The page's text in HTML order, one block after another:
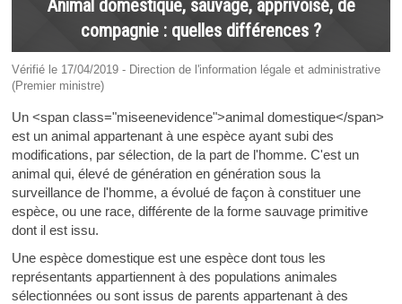
Animal domestique, sauvage, apprivoisé, de
compagnie : quelles différences ?
Vérifié le 17/04/2019 - Direction de l'information légale et administrative
(Premier ministre)
Un <span class="miseenevidence">animal domestique</span>
est un animal appartenant à une espèce ayant subi des
modifications, par sélection, de la part de l'homme. C'est un
animal qui, élevé de génération en génération sous la
surveillance de l'homme, a évolué de façon à constituer une
espèce, ou une race, différente de la forme sauvage primitive
dont il est issu.
Une espèce domestique est une espèce dont tous les
représentants appartiennent à des populations animales
sélectionnées ou sont issus de parents appartenant à des